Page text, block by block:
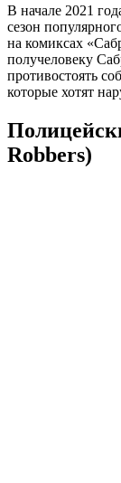
В начале 2021
сезон
на комиксах
получеловеку
противостоять
которые хотят
Robbers)